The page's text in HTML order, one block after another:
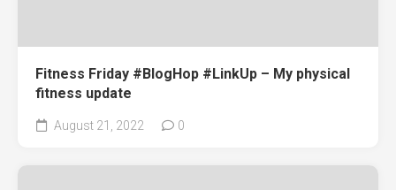
Fitness Friday #BlogHop #LinkUp – My physical
fitness update
August 21, 2022 0